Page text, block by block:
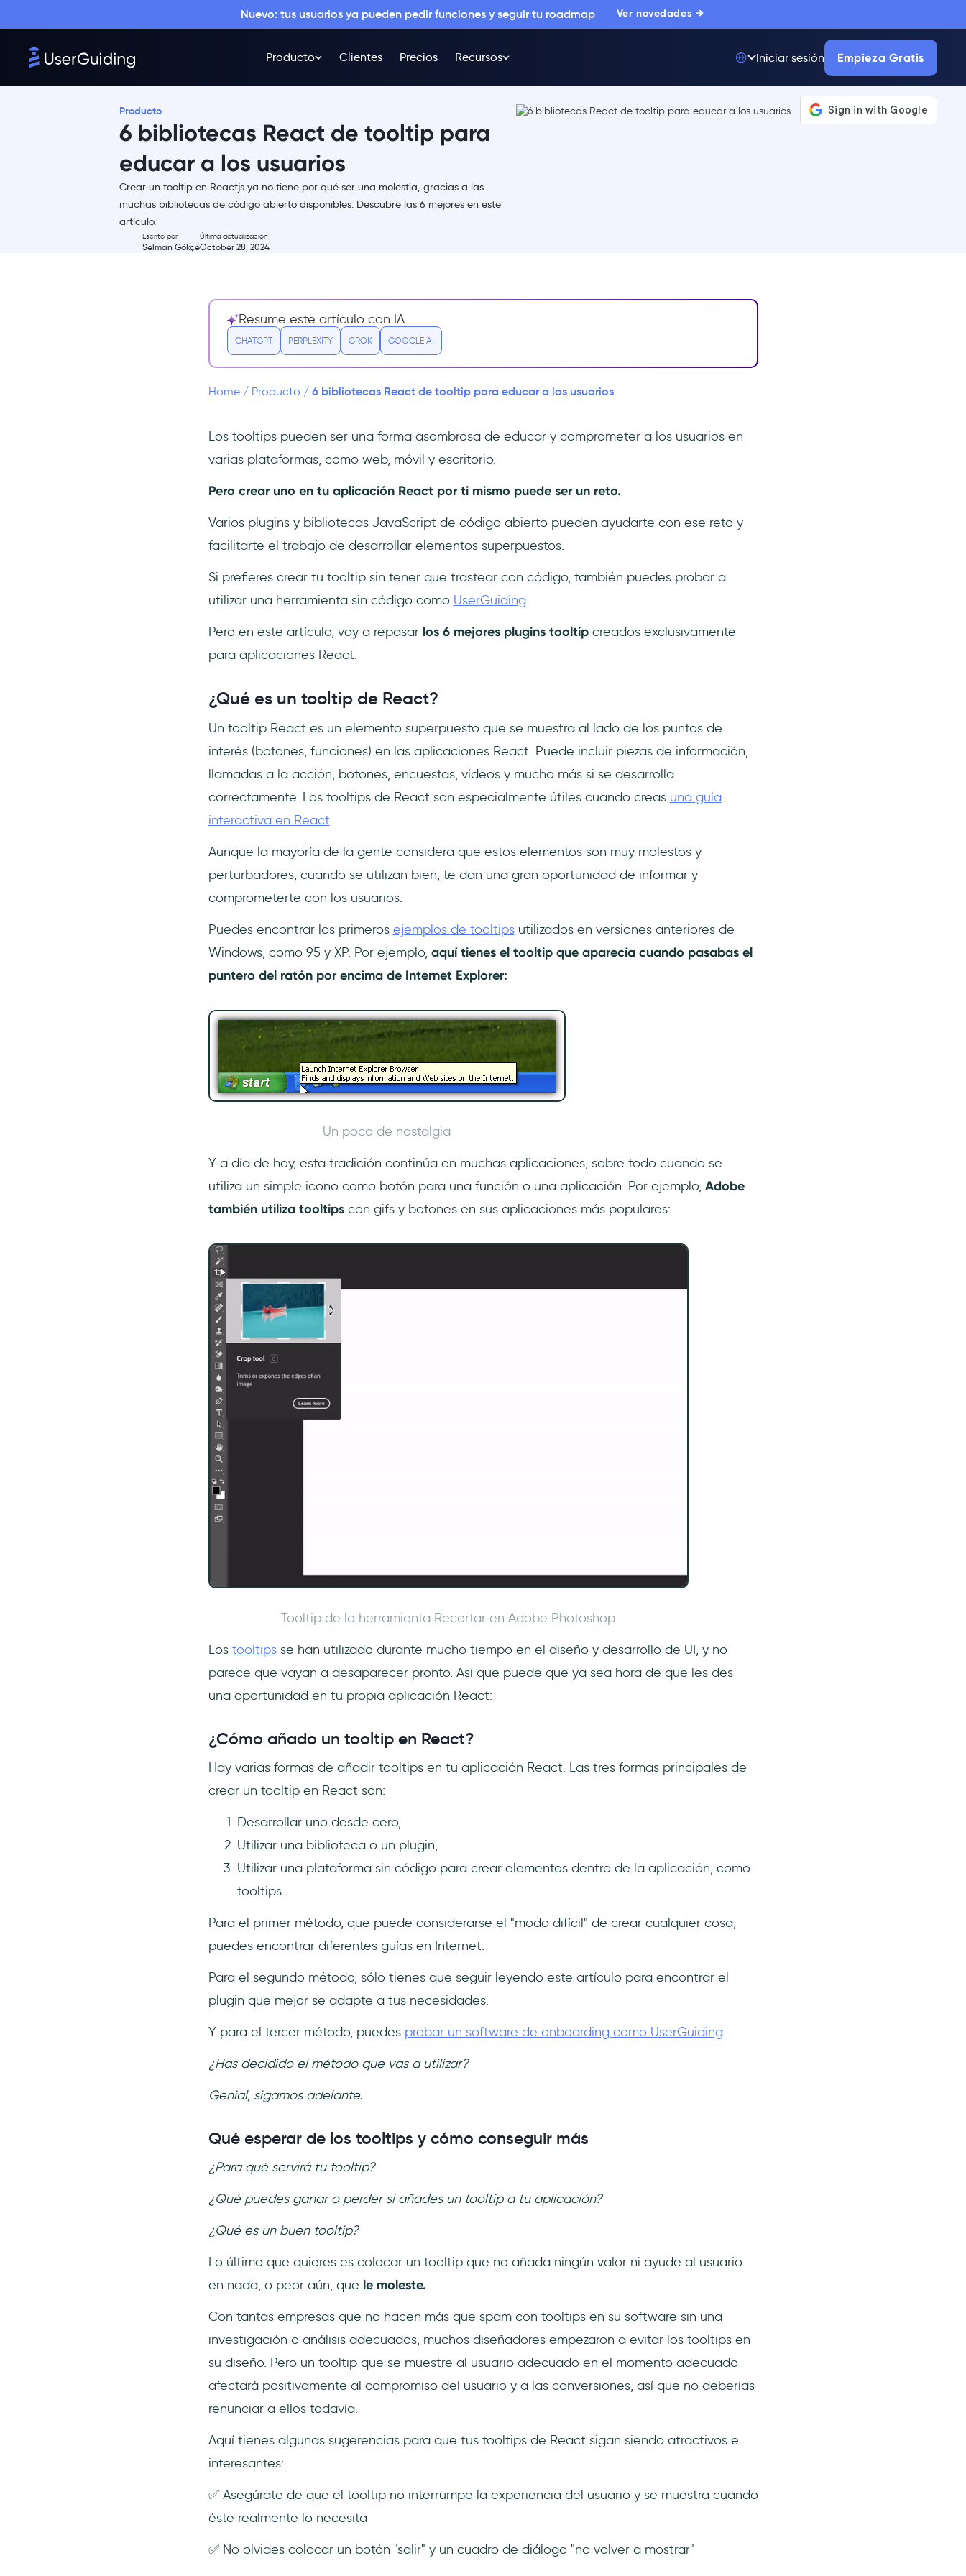
Nuevo: tus usuarios ya pueden pedir funciones y seguir tu roadmap Ver novedades →
Producto Clientes Precios Recursos Iniciar sesión Empieza Gratis
Producto
6 bibliotecas React de tooltip para
educar a los usuarios
Crear un tooltip en Reactjs ya no tiene por qué ser una molestia, gracias a las
muchas bibliotecas de código abierto disponibles. Descubre las 6 mejores en este
artículo.
Escrito por
Selman Gökçe
Última actualización
October 28, 2024
¿Qué es un tooltip de React?
¿Cómo añado un tooltip en
Resume este artículo con IA
CHATGPT PERPLEXITY GROK GOOGLE AI
Home/ Producto / 6 bibliotecas React de tooltip para educar a los usuarios
Los tooltips pueden ser una forma asombrosa de educar y comprometer a los usuarios en
varias plataformas, como web, móvil y escritorio.
Pero crear uno en tu aplicación React por ti mismo puede ser un reto.
Varios plugins y bibliotecas JavaScript de código abierto pueden ayudarte con ese reto y
facilitarte el trabajo de desarrollar elementos superpuestos.
Si prefieres crear tu tooltip sin tener que trastear con código, también puedes probar a
utilizar una herramienta sin código como UserGuiding.
Pero en este artículo, voy a repasar los 6 mejores plugins tooltip creados exclusivamente
para aplicaciones React.
¿Qué es un tooltip de React?
Un tooltip React es un elemento superpuesto que se muestra al lado de los puntos de
interés (botones, funciones) en las aplicaciones React. Puede incluir piezas de información,
llamadas a la acción, botones, encuestas, vídeos y mucho más si se desarrolla
correctamente. Los tooltips de React son especialmente útiles cuando creas una guía
interactiva en React.
Aunque la mayoría de la gente considera que estos elementos son muy molestos y
perturbadores, cuando se utilizan bien, te dan una gran oportunidad de informar y
comprometerte con los usuarios.
Puedes encontrar los primeros ejemplos de tooltipsutilizados en versiones anteriores de
Windows, como 95 y XP. Por ejemplo, aquí tienes el tooltip que aparecía cuando pasabas el
puntero del ratón por encima de Internet Explorer:
Un poco de nostalgia
Y a día de hoy, esta tradición continúa en muchas aplicaciones, sobre todo cuando se
utiliza un simple icono como botón para una función o una aplicación. Por ejemplo, Adobe
también utiliza tooltips con gifs y botones en sus aplicaciones más populares:
Tooltip de la herramienta Recortar en Adobe Photoshop
Los tooltipsse han utilizado durante mucho tiempo en el diseño y desarrollo de UI, y no
parece que vayan a desaparecer pronto. Así que puede que ya sea hora de que les des
una oportunidad en tu propia aplicación React:
¿Cómo añado un tooltip en React?
Hay varias formas de añadir tooltips en tu aplicación React. Las tres formas principales de
crear un tooltip en React son:
Desarrollar uno desde cero,
Utilizar una biblioteca o un plugin,
Utilizar una plataforma sin código para crear elementos dentro de la aplicación, como
tooltips.
Para el primer método, que puede considerarse el "modo difícil" de crear cualquier cosa,
puedes encontrar diferentes guías en Internet.
Para el segundo método, sólo tienes que seguir leyendo este artículo para encontrar el
plugin que mejor se adapte a tus necesidades.
Y para el tercer método, puedes probar un software de onboarding como UserGuiding.
¿Has decidido el método que vas a utilizar?
Genial, sigamos adelante.
Qué esperar de los tooltips y cómo conseguir más
¿Para qué servirá tu tooltip?
¿Qué puedes ganar o perder si añades un tooltip a tu aplicación?
¿Qué es un buen tooltip?
Lo último que quieres es colocar un tooltip que no añada ningún valor ni ayude al usuario
en nada, o peor aún, que le moleste.
Con tantas empresas que no hacen más que spam con tooltips en su software sin una
investigación o análisis adecuados, muchos diseñadores empezaron a evitar los tooltips en
su diseño. Pero un tooltip que se muestre al usuario adecuado en el momento adecuado
afectará positivamente al compromiso del usuario y a las conversiones, así que no deberías
renunciar a ellos todavía.
Aquí tienes algunas sugerencias para que tus tooltips de React sigan siendo atractivos e
interesantes:
✅ Asegúrate de que el tooltip no interrumpe la experiencia del usuario y se muestra cuando
éste realmente lo necesita
✅ No olvides colocar un botón "salir" y un cuadro de diálogo "no volver a mostrar"